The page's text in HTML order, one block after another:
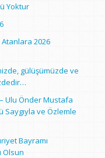
Yoktur
Atanlara 2026
gülüşümüzde ve
– Ulu Önder Mustafa
Saygıyla ve Özlemle
Bayramı
Olsun